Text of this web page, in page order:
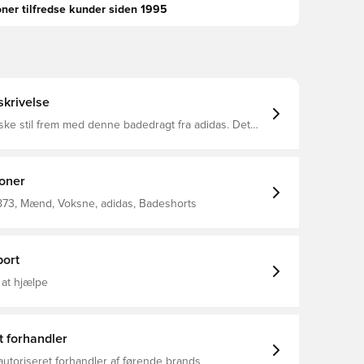
tilfredse kunder siden 1995
stil frem med denne badedragt fra adidas. Det
hjælper dig med at glide ubesværet gennem
Genbrugs) / 22% Elastan / For: 88%
Mænd, Voksne, adidas, Badeshorts
at hjælpe
forhandler
forhandler af førende brands